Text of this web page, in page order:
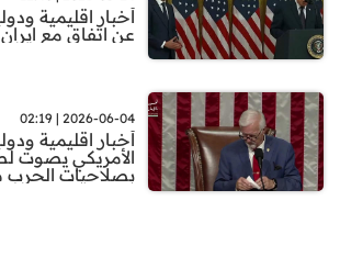
أخبار اقليمية
عن اتفاق مع
2026-06-04 | 02:19
أخبار اقليمية
الأمريكي يصوت
بصلاحيات الحرب